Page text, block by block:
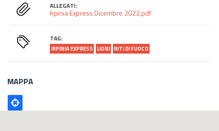
ALLEGATI:
Irpinia Express Dicembre 2022.pdf
TAG:
IRPINIA EXPRESS LIONI RITI DI FUOCO
MAPPA
Poligono
GEO